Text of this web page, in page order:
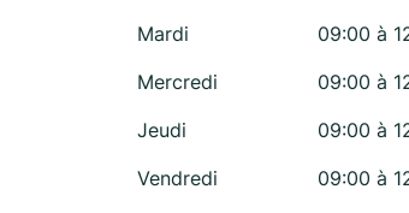
Mardi
09:00 à
Mercredi
09:00 à
Jeudi
09:00 à
Vendredi
09:00 à